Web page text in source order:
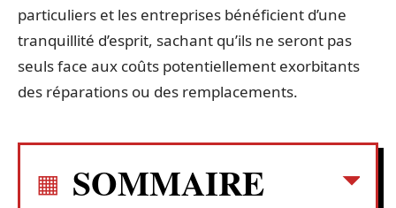
particuliers et les entreprises bénéficient d’une
tranquillité d’esprit, sachant qu’ils ne seront pas
seuls face aux coûts potentiellement exorbitants
des réparations ou des remplacements.
SOMMAIRE